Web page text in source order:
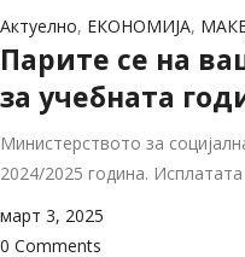
Актуелно, ЕКОНОМИЈА,
Парите се на
за учебната
Министерството за
2024/2025 година.
март 3, 2025
0 Comments